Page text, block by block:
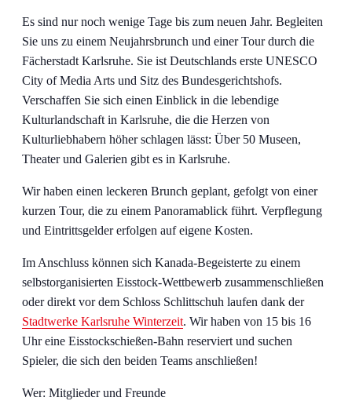
Es sind nur noch wenige Tage bis zum neuen Jahr. Begleiten
Sie uns zu einem Neujahrsbrunch und einer Tour durch die
Fächerstadt Karlsruhe. Sie ist Deutschlands erste UNESCO
City of Media Arts und Sitz des Bundesgerichtshofs.
Verschaffen Sie sich einen Einblick in die lebendige
Kulturlandschaft in Karlsruhe, die die Herzen von
Kulturliebhabern höher schlagen lässt: Über 50 Museen,
Theater und Galerien gibt es in Karlsruhe.
Wir haben einen leckeren Brunch geplant, gefolgt von einer
kurzen Tour, die zu einem Panoramablick führt. Verpflegung
und Eintrittsgelder erfolgen auf eigene Kosten.
Im Anschluss können sich Kanada-Begeisterte zu einem
selbstorganisierten Eisstock-Wettbewerb zusammenschließen
oder direkt vor dem Schloss Schlittschuh laufen dank der
Stadtwerke Karlsruhe Winterzeit. Wir haben von 15 bis 16
Uhr eine Eisstockschießen-Bahn reserviert und suchen
Spieler, die sich den beiden Teams anschließen!
Wer: Mitglieder und Freunde